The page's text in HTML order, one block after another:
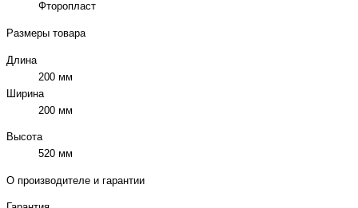
Фторопласт
Размеры товара
Длина
200 мм
Ширина
200 мм
Высота
520 мм
О производителе и гарантии